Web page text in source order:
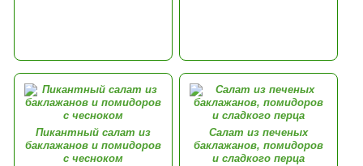
Пикантный салат из
баклажанов и помидоров
с чесноком
Салат из печеных
баклажанов, помидоров
и сладкого перца